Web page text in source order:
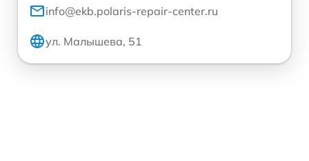
info@ekb.polaris-repair-center.ru
ул. Малышева, 51